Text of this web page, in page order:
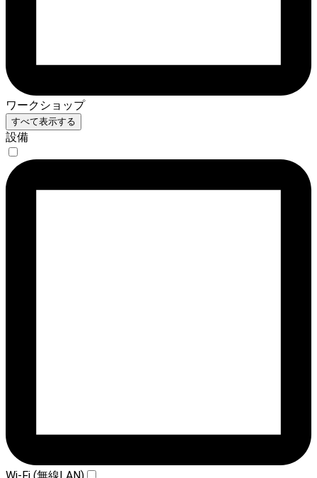
ワークショップ
すべて表示する
設備